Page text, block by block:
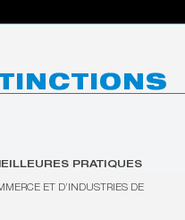
PRATIQUES
ET D’INDUSTRIES DE